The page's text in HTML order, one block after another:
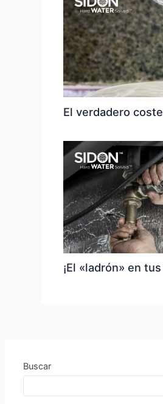
El verdadero
¡El «ladrón» en
Buscar